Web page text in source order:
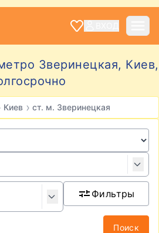
Зверинецкая, Киев,
Киев › ст. м. Зверинецкая
Фильтры
Поиск